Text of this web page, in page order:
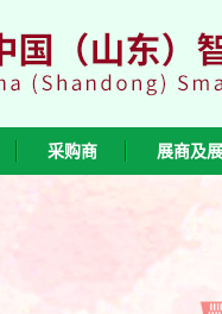
采购商 展商及